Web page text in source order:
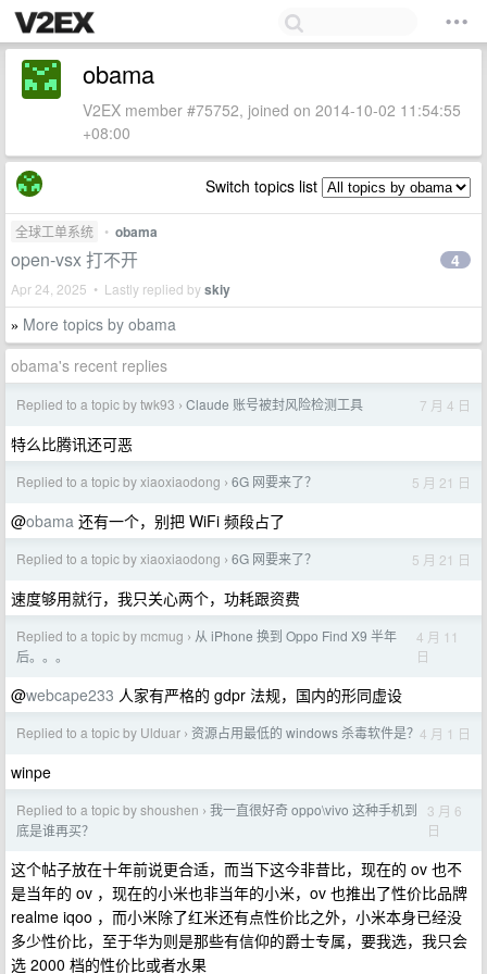
obama
V2EX member #75752, joined on 2014-10-02 11:54:55
+08:00
Switch topics list
全球工单系统 • obama
open-vsx 打不开
Apr 24, 2025 • Lastly replied byskiy
4
» More topics by obama
obama's recent replies
Replied to a topic by twk93 › Claude 账号被封风险检测工具 7 月 4 日
特么比腾讯还可恶
Replied to a topic by xiaoxiaodong › 6G 网要来了？ 5 月 21 日
@obama 还有一个，别把 WiFi 频段占了
Replied to a topic by xiaoxiaodong › 6G 网要来了？ 5 月 21 日
速度够用就行，我只关心两个，功耗跟资费
Replied to a topic by mcmug › 从 iPhone 换到 Oppo Find X9 半年
后。。。
4 月 11
日
@webcape233 人家有严格的 gdpr 法规，国内的形同虚设
Replied to a topic by Ulduar › 资源占用最低的 windows 杀毒软件是？ 4 月 1 日
winpe
Replied to a topic by shoushen › 我一直很好奇 oppo\vivo 这种手机到
底是谁再买？
3 月 6
日
这个帖子放在十年前说更合适，而当下这今非昔比，现在的 ov 也不
是当年的 ov ，现在的小米也非当年的小米，ov 也推出了性价比品牌
realme iqoo ，而小米除了红米还有点性价比之外，小米本身已经没
多少性价比，至于华为则是那些有信仰的爵士专属，要我选，我只会
选 2000 档的性价比或者水果